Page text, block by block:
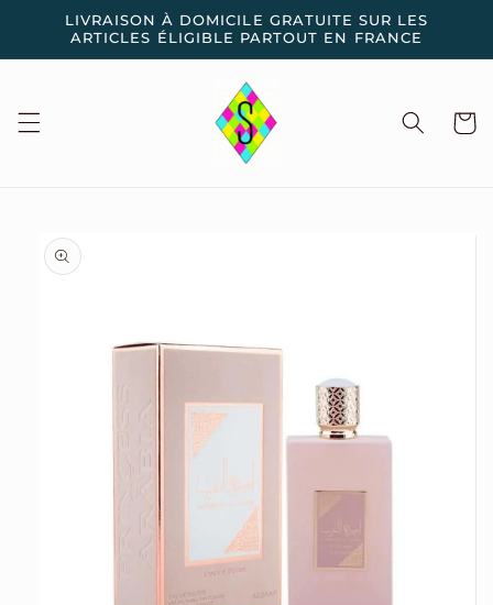
passer
contenu
LIVRAISON À DOMICILE GRATUITE SUR LES
ARTICLES ÉLIGIBLE PARTOUT EN FRANCE
Panier
Passer aux
informations
produits